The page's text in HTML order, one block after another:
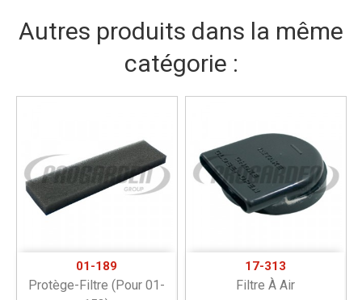
Autres produits dans la même
catégorie :
01-189
Protège-Filtre (pour 01-
17-313
Filtre À Air